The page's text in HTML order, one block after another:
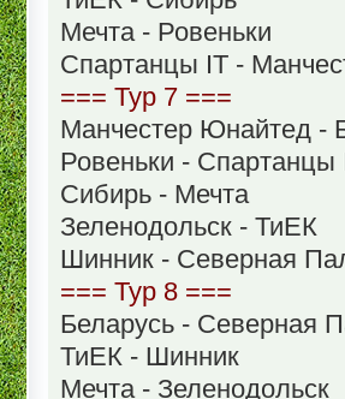
Мечта - Ровеньки
Спартанцы IT -
=== Тур 7 ===
Манчестер Юнайтед -
Ровеньки - Спартанцы
Сибирь - Мечта
Зеленодольск - ТиЕК
Шинник - Северная
=== Тур 8 ===
Беларусь - Северная
ТиЕК - Шинник
Мечта - Зеленодольск